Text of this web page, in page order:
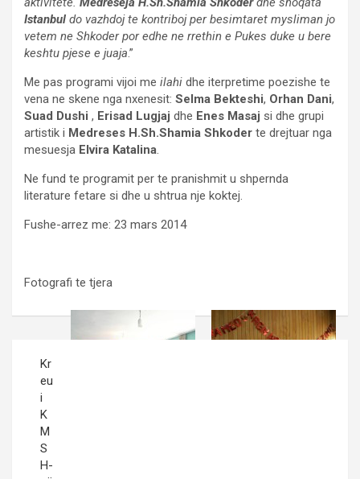
Istanbul do vazhdoj te kontriboj per besimtaret mysliman jo
vetem ne Shkoder por edhe ne rrethin e Pukes duke u bere
keshtu pjese e juaja.”
Me pas programi vijoi me ilahi dhe iterpretime poezishe te
vena ne skene nga nxenesit: Selma Bekteshi, Orhan Dani,
Suad Dushi , Erisad Lugjaj dhe Enes Masaj si dhe grupi
artistik i Medreses H.Sh.Shamia Shkoder te drejtuar nga
mesuesja Elvira Katalina.
Ne fund te programit per te pranishmit u shpernda
literature fetare si dhe u shtrua nje koktej.
Fushe-arrez me: 23 mars 2014
Fotografi te tjera
navigation
Kr
eu
i
K
M
S
H-